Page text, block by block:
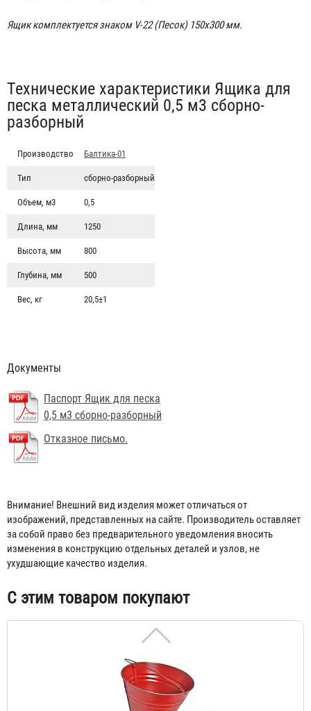
Ящик комплектуется знаком V-22 (Песок) 150х300 мм.
Табы
Технические характеристики Ящика для
песка металлический 0,5 м3 сборно-
разборный
Производство Балтика-01
Тип сборно-разборный
Объем, м3 0,5
Длина, мм 1250
Высота, мм 800
Глубина, мм 500
Вес, кг 20,5±1
Документы
Паспорт Ящик для песка
0,5 м3 сборно-разборный
Отказное письмо.
Внимание! Внешний вид изделия может отличаться от
изображений, представленных на сайте. Производитель оставляет
за собой право без предварительного уведомления вносить
изменения в конструкцию отдельных деталей и узлов, не
ухудшающие качество изделия.
С этим товаром покупают
Щит пожарный металлический открытый
829 ₽
Ведро пожарное